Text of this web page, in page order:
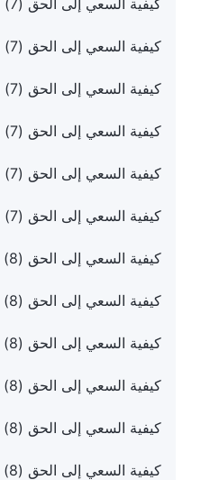
كيفية السعي إلى الحق (7)
كيفية السعي إلى الحق (7)
كيفية السعي إلى الحق (7)
كيفية السعي إلى الحق (7)
كيفية السعي إلى الحق (7)
كيفية السعي إلى الحق (7)
كيفية السعي إلى الحق (8)
كيفية السعي إلى الحق (8)
كيفية السعي إلى الحق (8)
كيفية السعي إلى الحق (8)
كيفية السعي إلى الحق (8)
كيفية السعي إلى الحق (8)